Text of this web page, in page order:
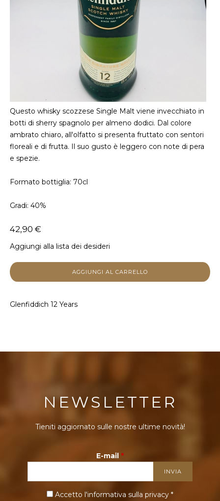
Questo whisky scozzese Single Malt viene invecchiato in
botti di sherry spagnolo per almeno dodici. Dal colore
ambrato chiaro, all'olfatto si presenta fruttato con sentori
floreali e di frutta. Il suo gusto è leggero con note di pera
e spezie.
Formato bottiglia: 70cl
Gradi: 40%
42,90 €
Aggiungi alla lista dei desideri
Glenfiddich 12 Years
NEWSLETTER
Tieniti aggiornato sulle nostre ultime novità!
E-mail *
Accetto l'informativa sulla privacy *